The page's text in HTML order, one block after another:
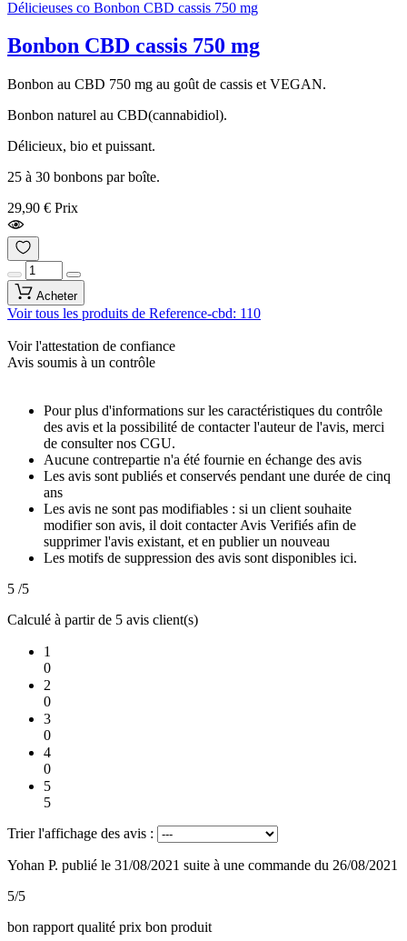
Bonbon CBD cassis 750 mg
Bonbon au CBD 750 mg au goût de cassis et VEGAN.
Bonbon naturel au CBD(cannabidiol).
Délicieux, bio et puissant.
25 à 30 bonbons par boîte.
29,90 € Prix
Acheter
Voir tous les produits de Reference-cbd: 110
Voir l'attestation de confiance
Avis soumis à un contrôle
Pour plus d'informations sur les caractéristiques du contrôle
des avis et la possibilité de contacter l'auteur de l'avis, merci
de consulter nos CGU.
Aucune contrepartie n'a été fournie en échange des avis
Les avis sont publiés et conservés pendant une durée de cinq
ans
Les avis ne sont pas modifiables : si un client souhaite
modifier son avis, il doit contacter Avis Verifiés afin de
supprimer l'avis existant, et en publier un nouveau
Les motifs de suppression des avis sont disponibles ici.
5 /5
Calculé à partir de 5 avis client(s)
1
0
2
0
3
0
4
0
5
5
Trier l'affichage des avis :
Yohan P. publié le 31/08/2021 suite à une commande du 26/08/2021
5/5
bon rapport qualité prix bon produit